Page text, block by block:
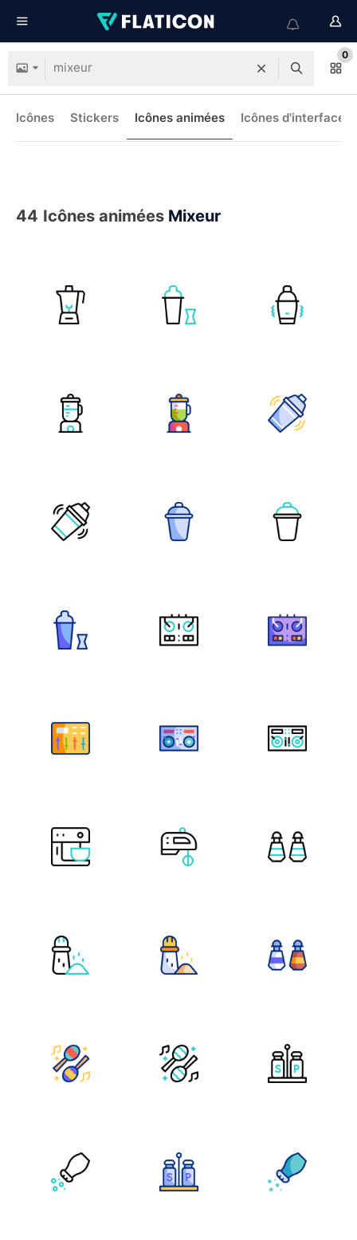
0
Icônes Stickers Icônes animées Icônes d'interface
44 Icônes animées Mixeur